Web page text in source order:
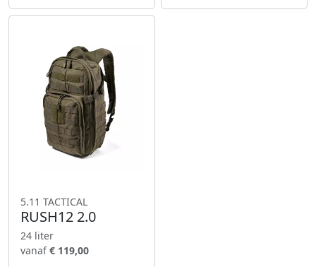
5.11 TACTICAL
RUSH12 2.0
24 liter
vanaf€ 119,00